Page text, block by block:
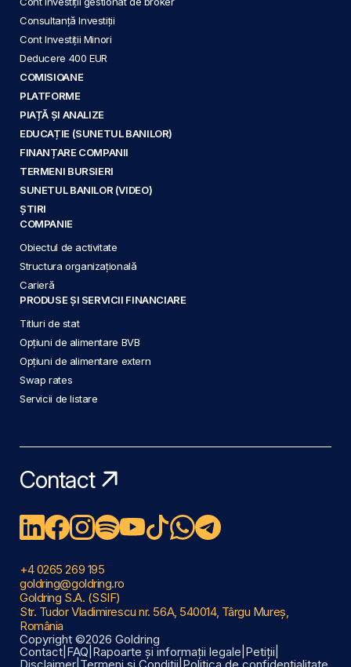
Consultanță Investiții
Cont Investiții Minori
Deducere 400 EUR
COMISIOANE
PLATFORME
PIAȚĂ ȘI ANALIZE
EDUCAȚIE (SUNETUL BANILOR)
FINANȚARE COMPANII
TERMENI BURSIERI
SUNETUL BANILOR (VIDEO)
ȘTIRI
COMPANIE
Obiectul de activitate
Structura organizațională
Carieră
PRODUSE ȘI SERVICII FINANCIARE
Titluri de stat
Opțiuni de alimentare BVB
Opțiuni de alimentare extern
Swap rates
Servicii de listare
Contact
+4 0265 269 195
goldring@goldring.ro
Goldring S.A. (SSIF)
Str. Tudor Vladimirescu nr. 56A, 540014, Târgu Mureș,
România
Copyright ©2026 Goldring
Contact FAQ Rapoarte și informații legale Petiții